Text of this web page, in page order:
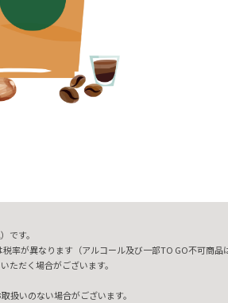
です。
率が異なります（アルコール及び一部TO GO不可商品
ただく場合がございます。
扱いのない場合がございます。